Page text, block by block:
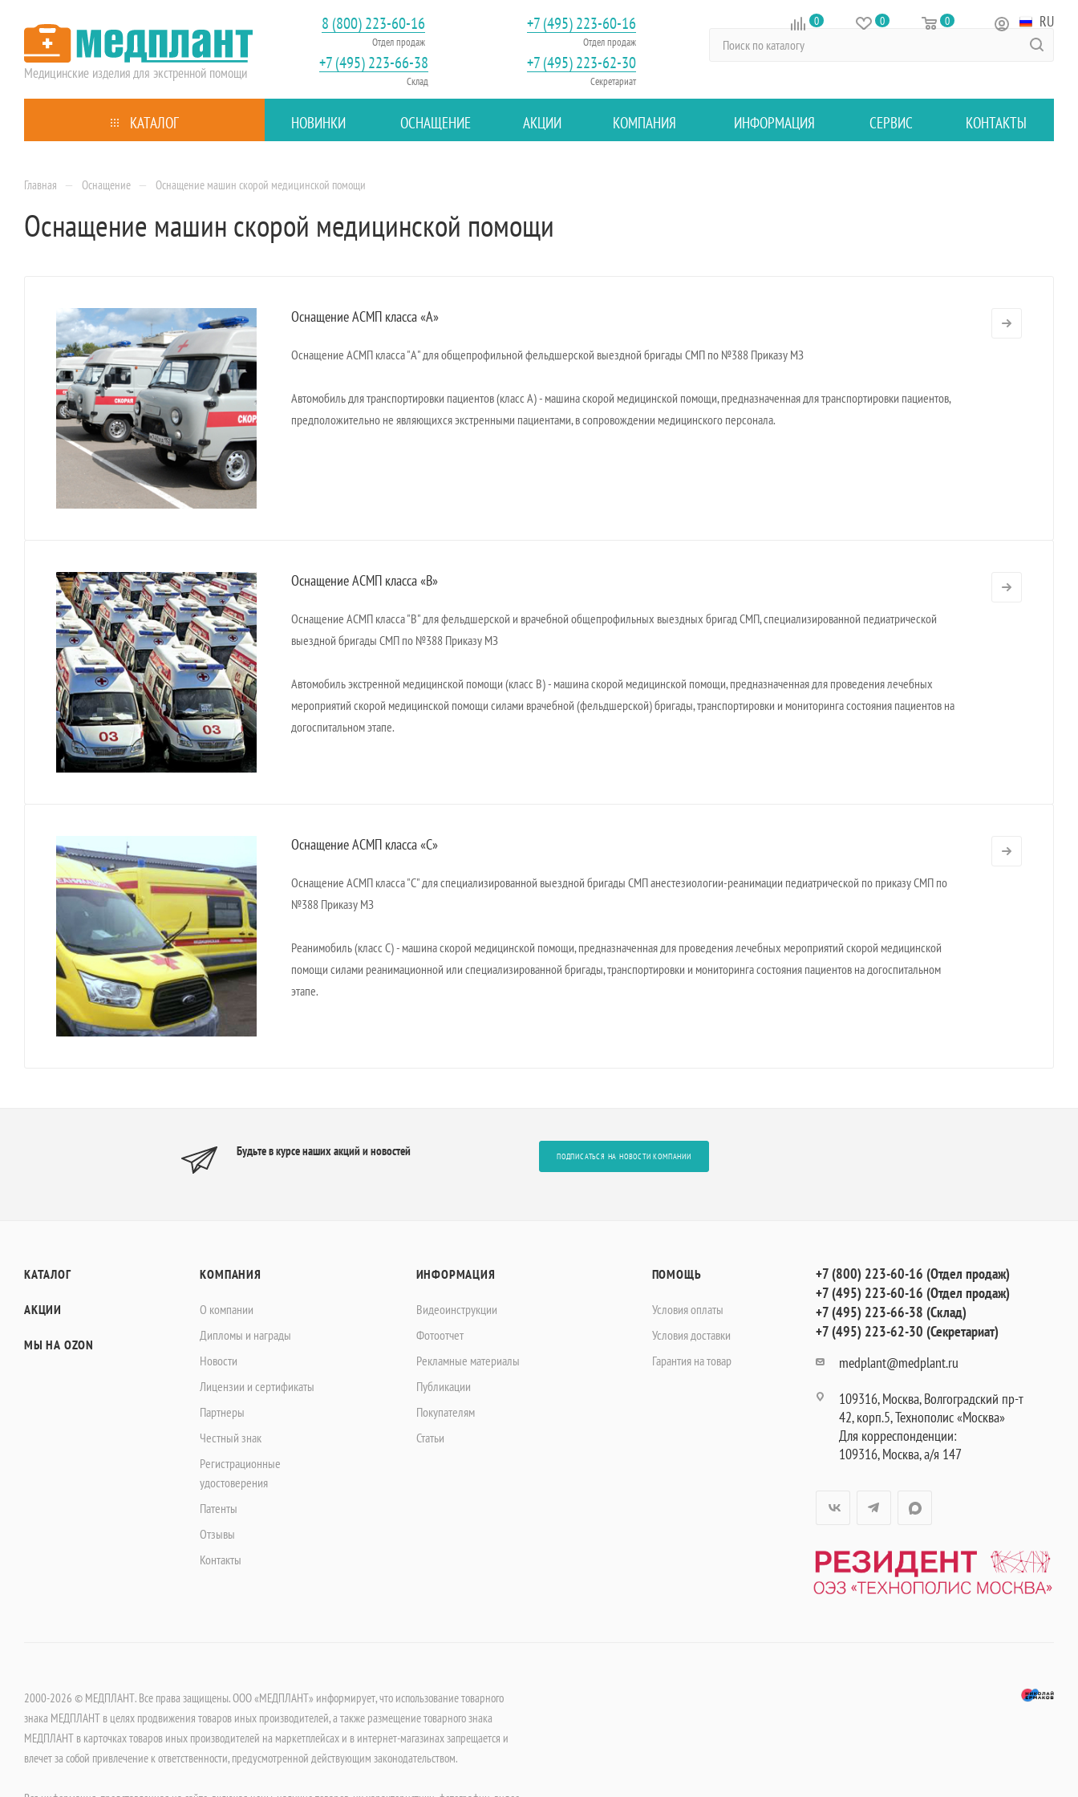
Медицинские изделиядля экстренной помощи
8 (800) 223-60-16
Отдел продаж
+7 (495) 223-60-16
Отдел продаж
+7 (495) 223-66-38
Склад
+7 (495) 223-62-30
Секретариат
0 0 0 RU
КАТАЛОГ НОВИНКИ ОСНАЩЕНИЕ АКЦИИ КОМПАНИЯ ИНФОРМАЦИЯ СЕРВИС КОНТАКТЫ
Главная — Оснащение — Оснащение машин скорой медицинской помощи
Оснащение машин скорой медицинской помощи
Оснащение АСМП класса «А»
Оснащение АСМП класса "А" для общепрофильной фельдшерской выездной бригады СМП по №388 Приказу МЗ
Автомобиль для транспортировки пациентов (класс А) - машина скорой медицинской помощи, предназначенная для транспортировки пациентов,
предположительно не являющихся экстренными пациентами, в сопровождении медицинского персонала.
Оснащение АСМП класса «В»
Оснащение АСМП класса "В" для фельдшерской и врачебной общепрофильных выездных бригад СМП, специализированной педиатрической
выездной бригады СМП по №388 Приказу МЗ
Автомобиль экстренной медицинской помощи (класс В) - машина скорой медицинской помощи, предназначенная для проведения лечебных
мероприятий скорой медицинской помощи силами врачебной (фельдшерской) бригады, транспортировки и мониторинга состояния пациентов на
догоспитальном этапе.
Оснащение АСМП класса «C»
Оснащение АСМП класса "С" для специализированной выездной бригады СМП анестезиологии-реанимации педиатрической по приказу СМП по
№388 Приказу МЗ
Реанимобиль (класс С) - машина скорой медицинской помощи, предназначенная для проведения лечебных мероприятий скорой медицинской
помощи силами реанимационной или специализированной бригады, транспортировки и мониторинга состояния пациентов на догоспитальном
этапе.
Будьте в курсе наших акций и новостей ПОДПИСАТЬСЯ НА НОВОСТИ КОМПАНИИ
КАТАЛОГ
АКЦИИ
МЫ НА OZON
КОМПАНИЯ
О компании
Дипломы и награды
Новости
Лицензии и сертификаты
Партнеры
Честный знак
Регистрационные
удостоверения
Патенты
Отзывы
Контакты
ИНФОРМАЦИЯ
Видеоинструкции
Фотоотчет
Рекламные материалы
Публикации
Покупателям
Статьи
ПОМОЩЬ
Условия оплаты
Условия доставки
Гарантия на товар
+7 (800) 223-60-16 (Отдел продаж)
+7 (495) 223-60-16 (Отдел продаж)
+7 (495) 223-66-38 (Склад)
+7 (495) 223-62-30 (Секретариат)
medplant@medplant.ru
109316, Москва, Волгоградский пр-т
42, корп.5, Технополис «Москва»
Для корреспонденции:
109316, Москва, а/я 147
2000-2026 © МЕДПЛАНТ. Все права защищены. ООО «МЕДПЛАНТ» информирует, что использование товарного
знака МЕДПЛАНТ в целях продвижения товаров иных производителей, а также размещение товарного знака
МЕДПЛАНТ в карточках товаров иных производителей на маркетплейсах и в интернет-магазинах запрещается и
влечет за собой привлечение к ответственности, предусмотренной действующим законодательством.